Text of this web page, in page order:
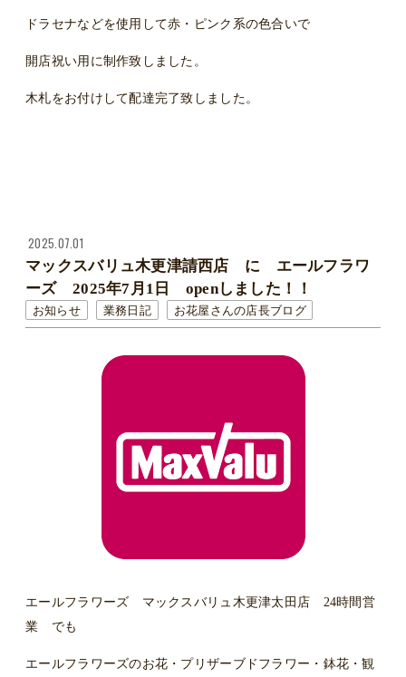
ドラセナなどを使用して赤・ピンク系の色合いで
開店祝い用に制作致しました。
木札をお付けして配達完了致しました。
2025.07.01
マックスバリュ木更津請西店 に エールフラワ
ーズ 2025年7月1日 openしました！！
お知らせ 業務日記 お花屋さんの店長ブログ
エールフラワーズ マックスバリュ木更津太田店 24時間営
業 でも
エールフラワーズのお花・プリザーブドフラワー・鉢花・観